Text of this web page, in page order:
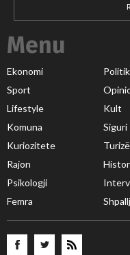
Menu
Ekonomi
Sport
Lifestyle
Kult
Komuna
Siguri
Kuriozitete
Rajon
Psikologji
Femra